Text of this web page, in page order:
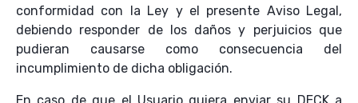
conformidad con la Ley y el presente Aviso Legal,
debiendo responder de los daños y perjuicios que
pudieran causarse como consecuencia del
incumplimiento de dicha obligación.